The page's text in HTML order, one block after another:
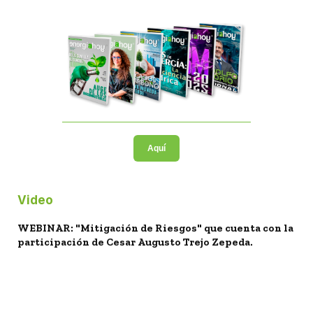
Aquí
Video
WEBINAR: "Mitigación de Riesgos" que cuenta con la
participación de Cesar Augusto Trejo Zepeda.